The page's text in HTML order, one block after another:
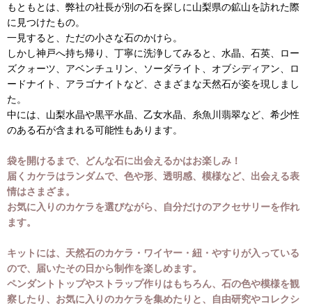
もともとは、弊社の社長が別の石を探しに山梨県の鉱山を訪れた際
に見つけたもの。
一見すると、ただの小さな石のかけら。
しかし神戸へ持ち帰り、丁寧に洗浄してみると、水晶、石英、ロー
ズクォーツ、アベンチュリン、ソーダライト、オブシディアン、ロ
ードナイト、アラゴナイトなど、さまざまな天然石が姿を現しまし
た。
中には、山梨水晶や黒平水晶、乙女水晶、糸魚川翡翠など、希少性
のある石が含まれる可能性もあります。
袋を開けるまで、どんな石に出会えるかはお楽しみ！
届くカケラはランダムで、色や形、透明感、模様など、出会える表
情はさまざま。
お気に入りのカケラを選びながら、自分だけのアクセサリーを作れ
ます。
キットには、天然石のカケラ・ワイヤー・紐・やすりが入っている
ので、届いたその日から制作を楽しめます。
ペンダントトップやストラップ作りはもちろん、石の色や模様を観
察したり、お気に入りのカケラを集めたりと、自由研究やコレクシ